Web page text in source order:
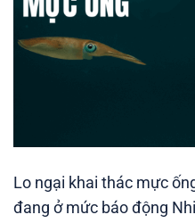
Lo ngại khai thác mực
đang ở mức báo động